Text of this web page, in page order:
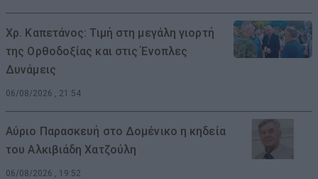
Χρ. Καπετάνος: Τιμή στη μεγάλη γιορτή
της Ορθοδοξίας και στις Ένοπλες
Δυνάμεις
06/08/2026 , 21:54
Αύριο Παρασκευή στο Δομένικο η κηδεία
του Αλκιβιάδη Χατζούλη
06/08/2026 , 19:52